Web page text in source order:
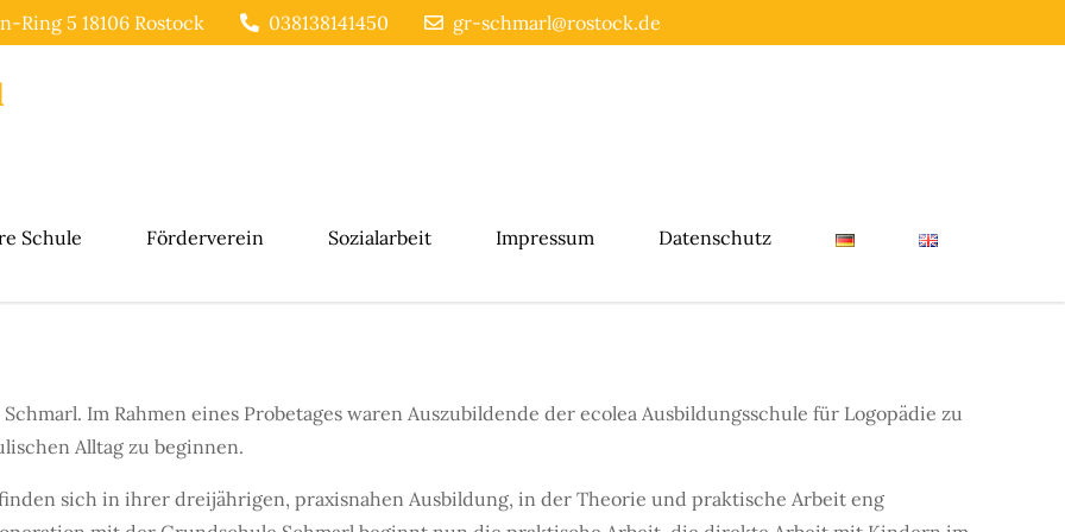
Ring 5 18106 Rostock 038138141450 gr-schmarl@rostock.de
Schule Förderverein Sozialarbeit Impressum Datenschutz
Im Rahmen eines Probetages waren Auszubildende der ecolea Ausbildungsschule für Logopädie zu
Alltag zu beginnen.
sich in ihrer dreijährigen, praxisnahen Ausbildung, in der Theorie und praktische Arbeit eng